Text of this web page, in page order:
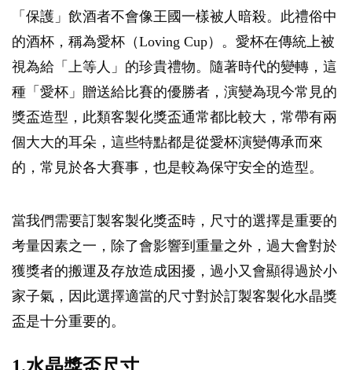
「保護」飲酒者不會像王國一樣被人暗殺。此禮俗中
的酒杯，稱為愛杯（Loving Cup）。愛杯在傳統上被
視為給「上等人」的珍貴禮物。隨著時代的變轉，這
種「愛杯」贈送給比賽的優勝者，演變為現今常見的
獎盃造型，此類客製化獎盃通常都比較大，常帶有兩
個大大的耳朵，這些特點都是從愛杯演變傳承而來
的，常見於各大賽事，也是較為保守安全的造型。
當我們需要訂製客製化獎盃時，尺寸的選擇是重要的
考量因素之一，除了會影響到重量之外，過大會對於
獲獎者的搬運及存放造成困擾，過小又會顯得過於小
家子氣，因此選擇適當的尺寸對於訂製客製化水晶獎
盃是十分重要的。
1.水晶獎盃尺寸